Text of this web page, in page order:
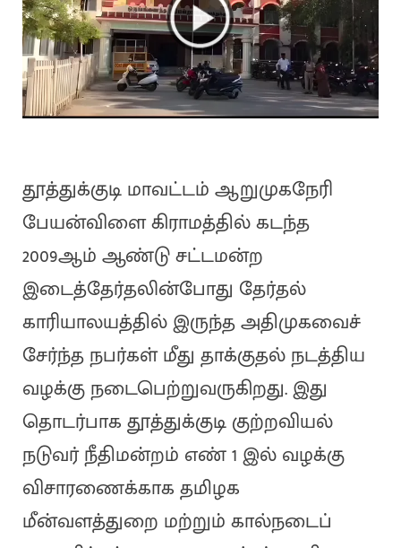
தூத்துக்குடி மாவட்டம் ஆறுமுகநேரி
பேயன்விளை கிராமத்தில் கடந்த
2009ஆம் ஆண்டு சட்டமன்ற
இடைத்தேர்தலின்போது தேர்தல்
காரியாலயத்தில் இருந்த அதிமுகவைச்
சேர்ந்த நபர்கள் மீது தாக்குதல் நடத்திய
வழக்கு நடைபெற்றுவருகிறது. இது
தொடர்பாக தூத்துக்குடி குற்றவியல்
நடுவர் நீதிமன்றம் எண் 1 இல் வழக்கு
விசாரணைக்காக தமிழக
மீன்வளத்துறை மற்றும் கால்நடைப்